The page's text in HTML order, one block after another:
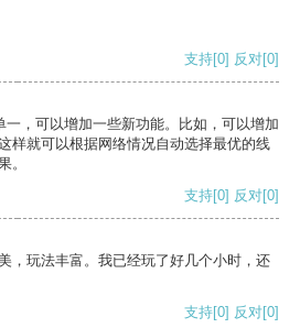
支持[0] 反对[0]
，可以增加一些新功能。比如，可以增加
样就可以根据网络情况自动选择最优的线
。
支持[0] 反对[0]
，玩法丰富。我已经玩了好几个小时，还
支持[0] 反对[0]